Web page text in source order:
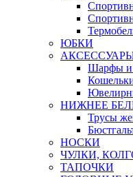
ЮБКИ
Шарфы и
НИЖНЕЕ
Трусы
НОСКИ
ЧУЛКИ,
ТАПОЧКИ